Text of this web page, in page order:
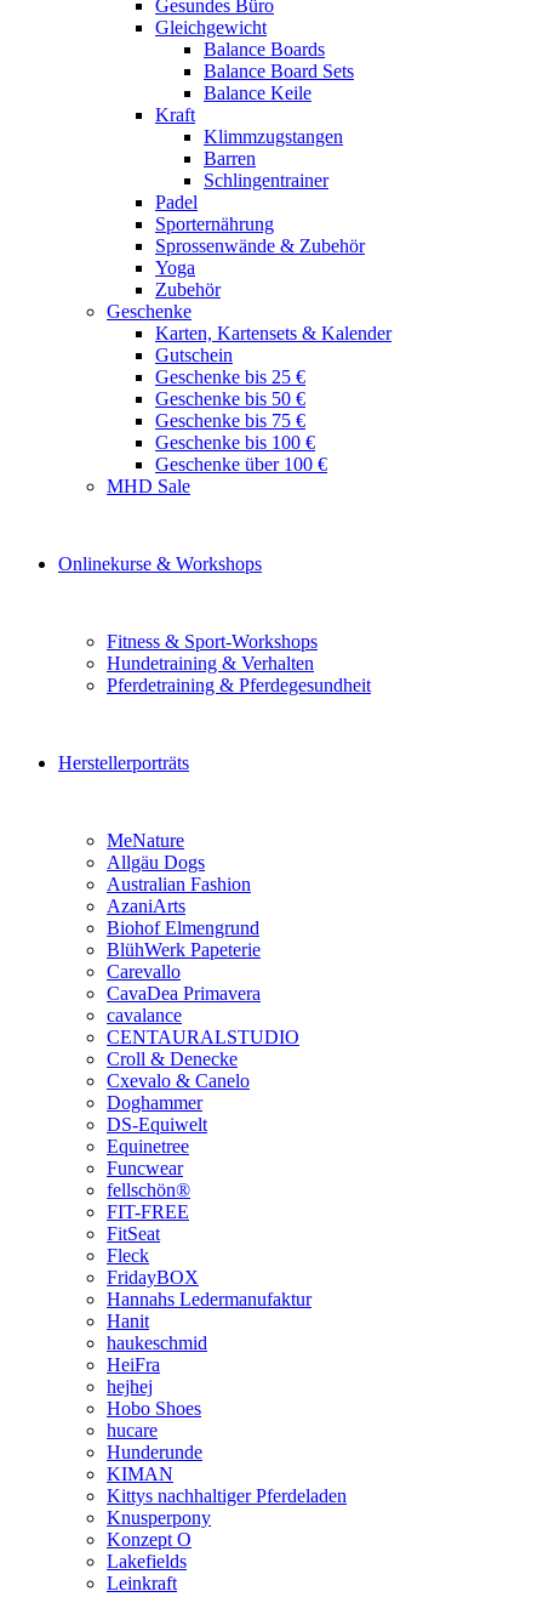
Gesundes Büro
Gleichgewicht
Balance Boards
Balance Board Sets
Balance Keile
Kraft
Klimmzugstangen
Barren
Schlingentrainer
Padel
Sporternährung
Sprossenwände & Zubehör
Yoga
Zubehör
Geschenke
Karten, Kartensets & Kalender
Gutschein
Geschenke bis 25 €
Geschenke bis 50 €
Geschenke bis 75 €
Geschenke bis 100 €
Geschenke über 100 €
MHD Sale
Onlinekurse & Workshops
Fitness & Sport-Workshops
Hundetraining & Verhalten
Pferdetraining & Pferdegesundheit
Herstellerporträts
MeNature
Allgäu Dogs
Australian Fashion
AzaniArts
Biohof Elmengrund
BlühWerk Papeterie
Carevallo
CavaDea Primavera
cavalance
CENTAURALSTUDIO
Croll & Denecke
Cxevalo & Canelo
Doghammer
DS-Equiwelt
Equinetree
Funcwear
fellschön®
FIT-FREE
FitSeat
Fleck
FridayBOX
Hannahs Ledermanufaktur
Hanit
haukeschmid
HeiFra
hejhej
Hobo Shoes
hucare
Hunderunde
KIMAN
Kittys nachhaltiger Pferdeladen
Knusperpony
Konzept O
Lakefields
Leinkraft